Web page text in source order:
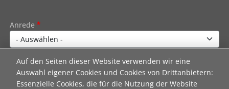
Auf den Seiten dieser Website verwenden wir eine
Auswahl eigener Cookies und Cookies von Drittanbietern:
Essenzielle Cookies, die für die Nutzung der Website
Anrede
Titel